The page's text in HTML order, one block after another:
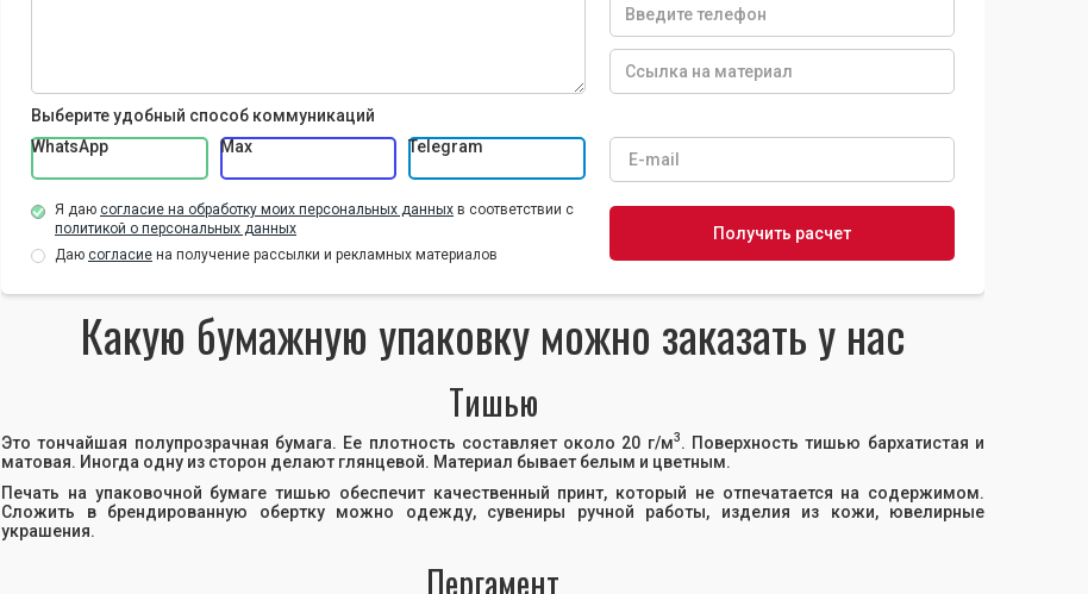
Выберите удобный способ коммуникаций
WhatsApp
Max Telegram
Я даю согласие на обработку моих персональных данных в соответствии с
политикой о персональных данных
Даю согласие на получение рассылки и рекламных материалов
Какую бумажную упаковку можно заказать у нас
Тишью
Это тончайшая полупрозрачная бумага. Ее плотность составляет около 20 г/м3. Поверхность тишью бархатистая и
матовая. Иногда одну из сторон делают глянцевой. Материал бывает белым и цветным.
Печать на упаковочной бумаге тишью обеспечит качественный принт, который не отпечатается на содержимом.
Сложить в брендированную обертку можно одежду, сувениры ручной работы, изделия из кожи, ювелирные
украшения.
Пергамент